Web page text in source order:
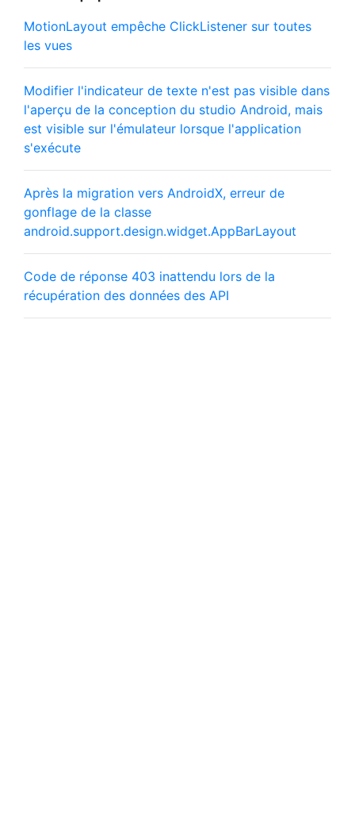
MotionLayout empêche ClickListener sur toutes
les vues
Modifier l'indicateur de texte n'est pas visible dans
l'aperçu de la conception du studio Android, mais
est visible sur l'émulateur lorsque l'application
s'exécute
Après la migration vers AndroidX, erreur de
gonflage de la classe
android.support.design.widget.AppBarLayout
Code de réponse 403 inattendu lors de la
récupération des données des API